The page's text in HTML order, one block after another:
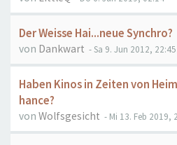
Der Weisse Hai...neue Synchro?
von Dankwart - Sa 9. Jun 2012, 22:45
Haben Kinos in Zeiten von
hance?
von Wolfsgesicht - Mi 13. Feb 2019,